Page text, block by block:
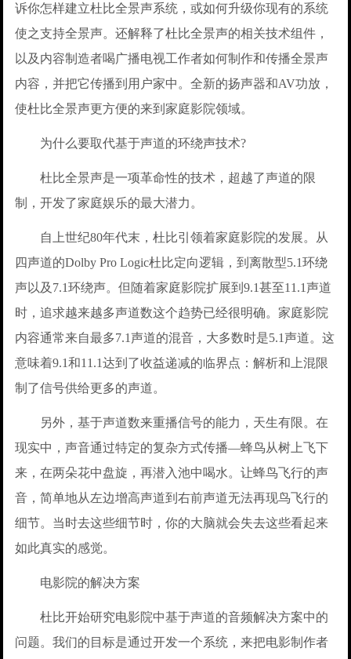
诉你怎样建立杜比全景声系统，或如何升级你现有的系统
使之支持全景声。还解释了杜比全景声的相关技术组件，
以及内容制造者喝广播电视工作者如何制作和传播全景声
内容，并把它传播到用户家中。全新的扬声器和AV功放，
使杜比全景声更方便的来到家庭影院领域。
为什么要取代基于声道的环绕声技术?
杜比全景声是一项革命性的技术，超越了声道的限
制，开发了家庭娱乐的最大潜力。
自上世纪80年代末，杜比引领着家庭影院的发展。从
四声道的Dolby Pro Logic杜比定向逻辑，到离散型5.1环绕
声以及7.1环绕声。但随着家庭影院扩展到9.1甚至11.1声道
时，追求越来越多声道数这个趋势已经很明确。家庭影院
内容通常来自最多7.1声道的混音，大多数时是5.1声道。这
意味着9.1和11.1达到了收益递减的临界点：解析和上混限
制了信号供给更多的声道。
另外，基于声道数来重播信号的能力，天生有限。在
现实中，声音通过特定的复杂方式传播—蜂鸟从树上飞下
来，在两朵花中盘旋，再潜入池中喝水。让蜂鸟飞行的声
音，简单地从左边增高声道到右前声道无法再现鸟飞行的
细节。当时去这些细节时，你的大脑就会失去这些看起来
如此真实的感觉。
电影院的解决方案
杜比开始研究电影院中基于声道的音频解决方案中的
问题。我们的目标是通过开发一个系统，来把电影制作者